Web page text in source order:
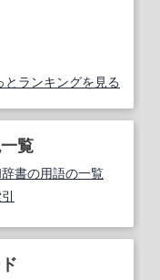
とランキングを見る
覧
書の用語の一覧